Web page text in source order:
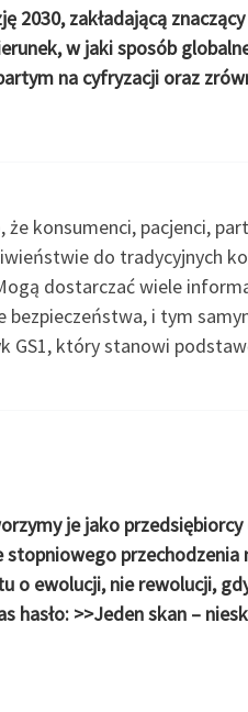
2030, zakładającą
w jaki sposób
na cyfryzacji oraz
konsumenci, pacjenci,
do tradycyjnych
dostarczać wiele
i tym
który stanowi
je jako
o ewolucji, nie rewolucji,
hasło: >>Jeden skan –